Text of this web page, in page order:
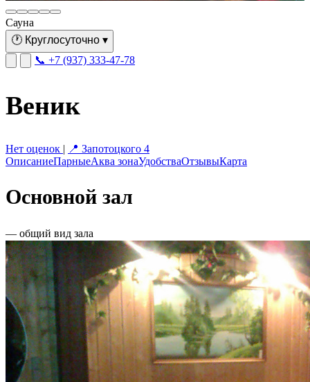
Сауна
🕐 Круглосуточно ▾
📞 +7 (937) 333-47-78
Веник
Нет оценок | 📍 Запотоцкого 4
ОписаниеПарныеАква зонаУдобстваОтзывыКарта
Основной зал
— общий вид зала